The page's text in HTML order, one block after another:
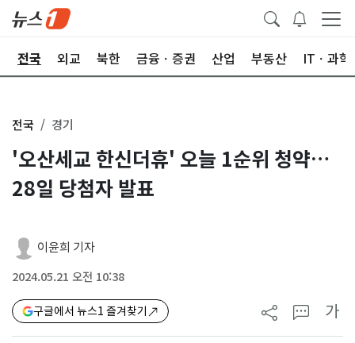
전국 외교 북한 금융ㆍ증권 산업 부동산 ITㆍ과학
전국 경기
'오산세교 한신더휴' 오늘 1순위 청약…
28일 당첨자 발표
이윤희 기자
2024.05.21 오전 10:38
구글에서 뉴스1 즐겨찾기 가